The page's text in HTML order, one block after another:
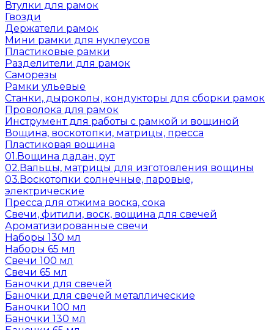
Втулки для рамок
Гвозди
Держатели рамок
Мини рамки для нуклеусов
Пластиковые рамки
Разделители для рамок
Саморезы
Рамки ульевые
Станки, дыроколы, кондукторы для сборки рамок
Проволока для рамок
Инструмент для работы с рамкой и вощиной
Вощина, воскотопки, матрицы, пресса
Пластиковая вощина
01.Вощина дадан, рут
02.Вальцы, матрицы для изготовления вощины
03.Воскотопки солнечные, паровые,
электрические
Пресса для отжима воска, сока
Свечи, фитили, воск, вощина для свечей
Ароматизированные свечи
Наборы 130 мл
Наборы 65 мл
Свечи 100 мл
Свечи 65 мл
Баночки для свечей
Баночки для свечей металлические
Баночки 100 мл
Баночки 130 мл